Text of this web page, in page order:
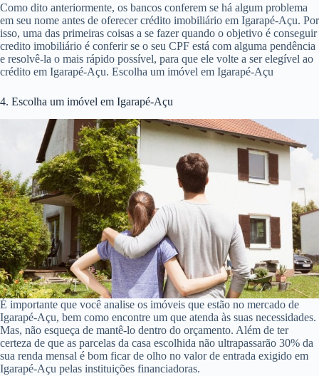
Como dito anteriormente, os bancos conferem se há algum problema
em seu nome antes de oferecer crédito imobiliário em Igarapé-Açu. Por
isso, uma das primeiras coisas a se fazer quando o objetivo é conseguir
credito imobiliário é conferir se o seu CPF está com alguma pendência
e resolvê-la o mais rápido possível, para que ele volte a ser elegível ao
crédito em Igarapé-Açu. Escolha um imóvel em Igarapé-Açu
4. Escolha um imóvel em Igarapé-Açu
É importante que você analise os imóveis que estão no mercado de
Igarapé-Açu, bem como encontre um que atenda às suas necessidades.
Mas, não esqueça de mantê-lo dentro do orçamento. Além de ter
certeza de que as parcelas da casa escolhida não ultrapassarão 30% da
sua renda mensal é bom ficar de olho no valor de entrada exigido em
Igarapé-Açu pelas instituições financiadoras.